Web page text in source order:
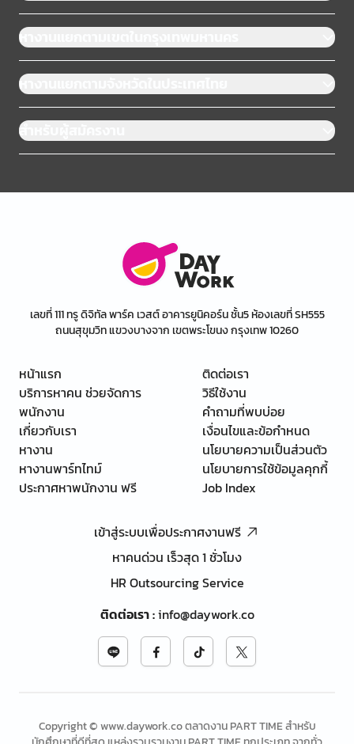
หางานแยกตามเขตในกรุงเทพมหานคร
หางานแยกตามจังหวัดในประเทศไทย
สำหรับผู้สมัครงาน
เลขที่ 111 ทรู ดิจิทัล พาร์ค เวสต์ อาคารยูนิคอร์น ชั้น5 ห้องเลขที่ SH555
ถนนสุขุมวิท แขวงบางจาก เขตพระโขนง กรุงเทพ 10260
หน้าแรก
บริการหาคน ช่วยจัดการ
พนักงาน
เกี่ยวกับเรา
หางาน
หางานพาร์ทไทม์
ประกาศหาพนักงาน ฟรี
ติดต่อเรา
วิธีใช้งาน
คำถามที่พบบ่อย
เงื่อนไขและข้อกำหนด
นโยบายความเป็นส่วนตัว
นโยบายการใช้ข้อมูลคุกกี้
Job Index
เข้าสู่ระบบเพื่อประกาศงานฟรี
หาคนด่วน เร็วสุด 1 ชั่วโมง
HR Outsourcing Service
ติดต่อเรา:info@daywork.co
Copyright © www.daywork.co ตลาดงาน PART TIME สำหรับ